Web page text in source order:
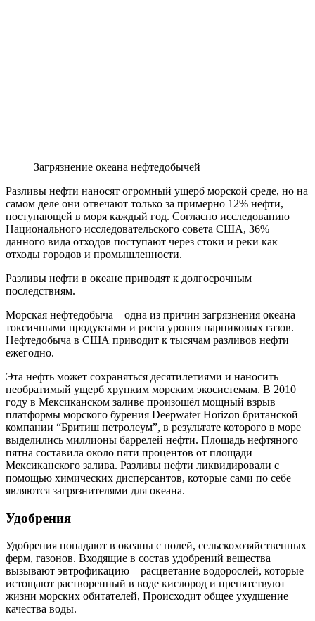
Загрязнение океана нефтедобычей
Разливы нефти наносят огромный ущерб морской среде, но на
самом деле они отвечают только за примерно 12% нефти,
поступающей в моря каждый год. Согласно исследованию
Национального исследовательского совета США, 36%
данного вида отходов поступают через стоки и реки как
отходы городов и промышленности.
Разливы нефти в океане приводят к долгосрочным
последствиям.
Морская нефтедобыча – одна из причин загрязнения океана
токсичными продуктами и роста уровня парниковых газов.
Нефтедобыча в США приводит к тысячам разливов нефти
ежегодно.
Эта нефть может сохраняться десятилетиями и наносить
необратимый ущерб хрупким морским экосистемам. В 2010
году в Мексиканском заливе произошёл мощный взрыв
платформы морского бурения Deepwater Horizon британской
компании “Бритиш петролеум”, в результате которого в море
выделились миллионы баррелей нефти. Площадь нефтяного
пятна составила около пяти процентов от площади
Мексиканского залива. Разливы нефти ликвидировали с
помощью химических дисперсантов, которые сами по себе
являются загрязнителями для океана.
Удобрения
Удобрения попадают в океаны с полей, сельскохозяйственных
ферм, газонов. Входящие в состав удобрений вещества
вызывают эвтрофикацию – расцветание водорослей, которые
истощают растворенный в воде кислород и препятствуют
жизни морских обитателей, Происходит общее ухудшение
качества воды.